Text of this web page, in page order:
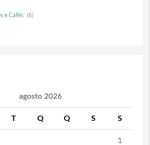
e Cafés
(6)
agosto 2026
T Q Q S S
1